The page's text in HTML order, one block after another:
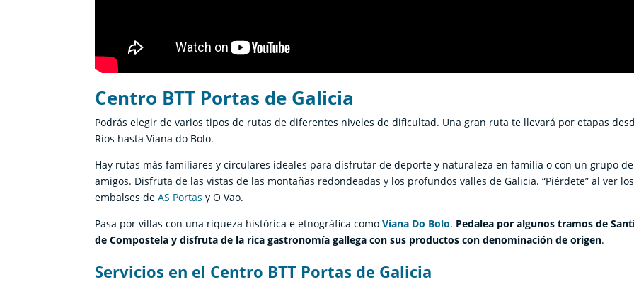
Centro BTT Portas de Galicia
Podrás elegir de varios tipos de rutas de diferentes niveles de dificultad. Una gran ruta te llevará por etapas
Ríos hasta Viana do Bolo.
Hay rutas más familiares y circulares ideales para disfrutar de deporte y naturaleza en familia o con un grupo de
amigos. Disfruta de las vistas de las montañas redondeadas y los profundos valles de Galicia. “Piérdete” al ver los
embalses deAS Portas y O Vao.
Pasa por villas con una riqueza histórica e etnográfica comoViana Do Bolo. Pedalea por algunos tramos de
de Compostela y disfruta de la rica gastronomía gallega con sus productos con denominación de origen.
Servicios en el Centro BTT Portas de Galicia